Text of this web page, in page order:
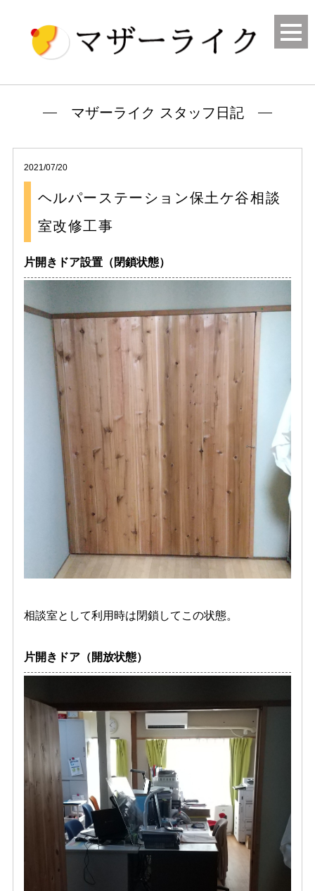
マザーライク スタッフ日記
2021/07/20
ヘルパーステーション保土ケ谷相談
室改修工事
片開きドア設置（閉鎖状態）
相談室として利用時は閉鎖してこの状態。
片開きドア（開放状態）